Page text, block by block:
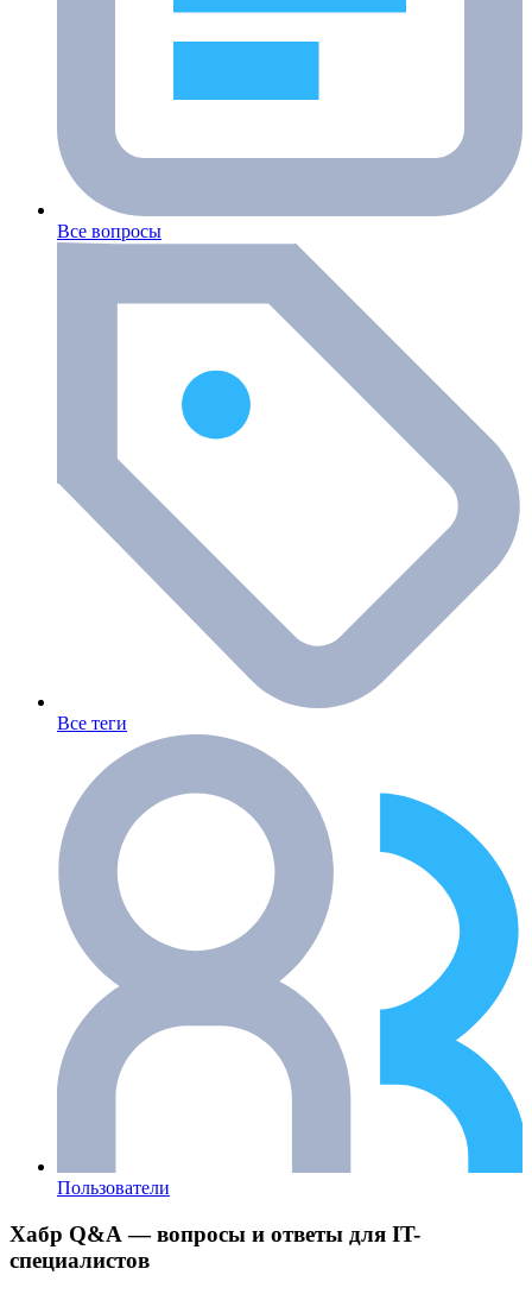
Все вопросы
Все теги
Пользователи
Хабр Q&A — вопросы и ответы для IT-
специалистов